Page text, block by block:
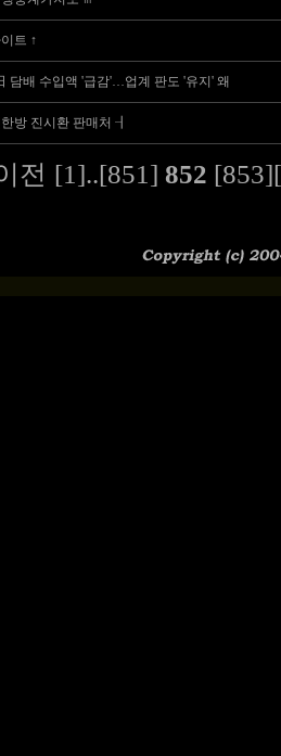
트 ↑
담배 수입액 '급감'…업계 판도 '유지' 왜
방 진시환 판매처 ┨
전 [1]..[851] 852 [853]